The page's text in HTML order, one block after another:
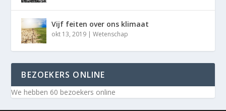
Vijf feiten over ons klimaat
okt 13, 2019 |Wetenschap
BEZOEKERS ONLINE
We hebben 60 bezoekers online